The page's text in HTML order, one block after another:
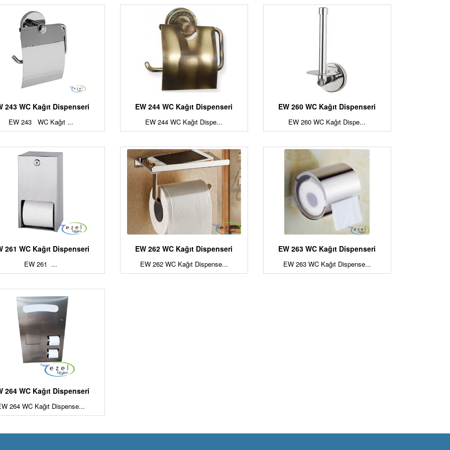
243 WC Kağıt Dispenseri
EW 243 WC Kağıt ...
EW 244 WC Kağıt Dispenseri
EW 244 WC Kağıt Dispe...
EW 260 WC Kağıt Dispenseri
EW 260 WC Kağıt Dispe...
261 WC Kağıt Dispenseri
EW 261 ...
EW 262 WC Kağıt Dispenseri
EW 262 WC Kağıt Dispense...
EW 263 WC Kağıt Dispenseri
EW 263 WC Kağıt Dispense...
264 WC Kağıt Dispenseri
264 WC Kağıt Dispense...